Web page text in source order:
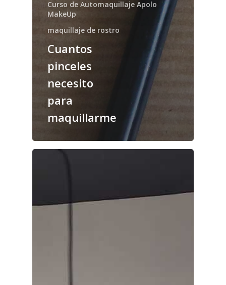
Curso de Automaquillaje Apolo
MakeUp
maquillaje de rostro
Cuantos
pinceles
necesito
para
maquillarme